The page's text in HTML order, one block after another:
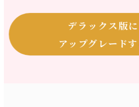
デラックス版に
アップグレードす